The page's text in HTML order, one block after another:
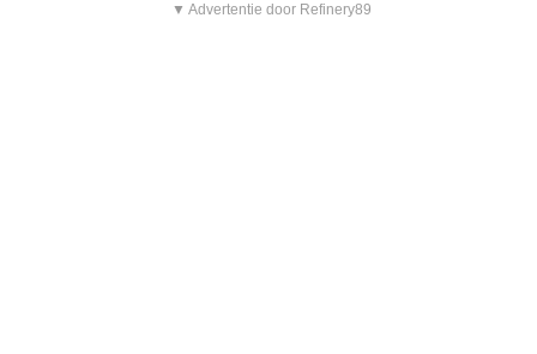
▼ Advertentie door Refinery89